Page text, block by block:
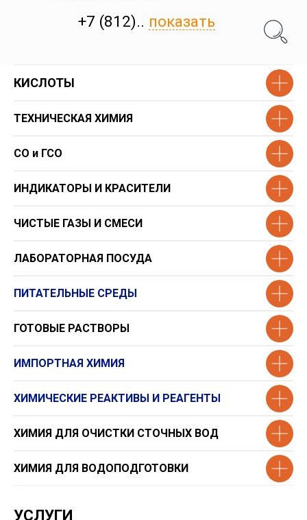
КИСЛОТЫ
ТЕХНИЧЕСКАЯ ХИМИЯ
СО и ГСО
ИНДИКАТОРЫ И КРАСИТЕЛИ
ЧИСТЫЕ ГАЗЫ И СМЕСИ
ЛАБОРАТОРНАЯ ПОСУДА
ПИТАТЕЛЬНЫЕ СРЕДЫ
ГОТОВЫЕ РАСТВОРЫ
ИМПОРТНАЯ ХИМИЯ
ХИМИЧЕСКИЕ РЕАКТИВЫ И РЕАГЕНТЫ
ХИМИЯ ДЛЯ ОЧИСТКИ СТОЧНЫХ ВОД
ХИМИЯ ДЛЯ ВОДОПОДГОТОВКИ
УСЛУГИ